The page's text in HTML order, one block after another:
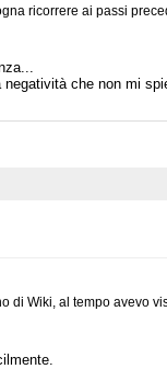
ricorrere ai passi
che non mi
di Wiki, al tempo avevo